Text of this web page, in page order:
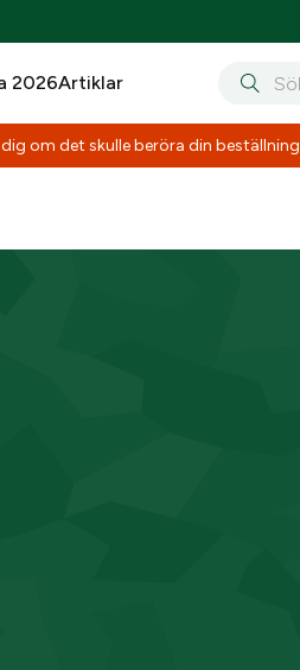
2026Artiklar
om det skulle beröra din